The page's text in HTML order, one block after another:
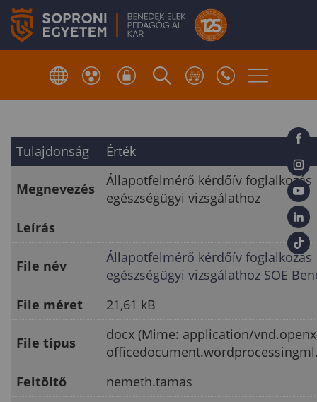
Tulajdonság Érték
Megnevezés
Állapotfelmérő kérdőív foglalkozás
egészségügyi vizsgálathoz
Leírás
File név
Állapotfelmérő kérdőív foglalkozás
egészségügyi vizsgálathoz SOE
File méret
21,61 kB
File típus
docx (Mime: application/
Feltöltő
nemeth.tamas